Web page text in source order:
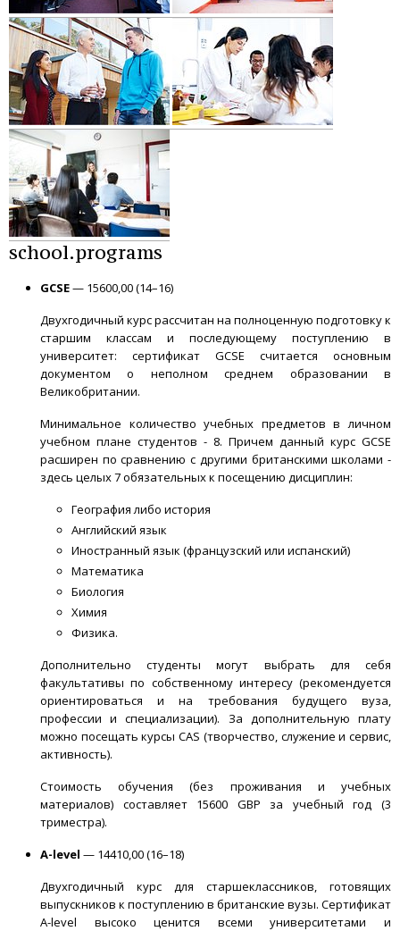
school.programs
GCSE— 15600,00 (14–16)
Двухгодичный курс рассчитан на полноценную подготовку к
старшим классам и последующему поступлению в
университет: сертификат GCSE считается основным
документом о неполном среднем образовании в
Великобритании.
Минимальное количество учебных предметов в личном
учебном плане студентов - 8. Причем данный курс GCSE
расширен по сравнению с другими британскими школами -
здесь целых 7 обязательных к посещению дисциплин:
География либо история
Английский язык
Иностранный язык (французский или испанский)
Математика
Биология
Химия
Физика.
Дополнительно студенты могут выбрать для себя
факультативы по собственному интересу (рекомендуется
ориентироваться и на требования будущего вуза,
профессии и специализации). За дополнительную плату
можно посещать курсы CAS (творчество, служение и сервис,
активность).
Стоимость обучения (без проживания и учебных
материалов) составляет 15600 GBP за учебный год (3
триместра).
A-level — 14410,00 (16–18)
Двухгодичный курс для старшеклассников, готовящих
выпускников к поступлению в британские вузы. Сертификат
A-level высоко ценится всеми университетами и